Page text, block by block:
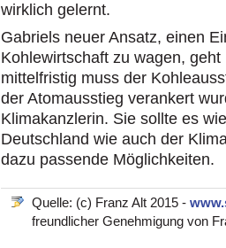
wirklich gelernt.
Gabriels neuer Ansatz, einen
Kohlewirtschaft zu wagen,
mittelfristig muss der
der Atomausstieg verankert
Klimakanzlerin. Sie sollte es
Deutschland wie auch der
dazu passende Möglichkeiten.
Quelle: (c) Franz Alt 2015 -
freundlicher Genehmigung von